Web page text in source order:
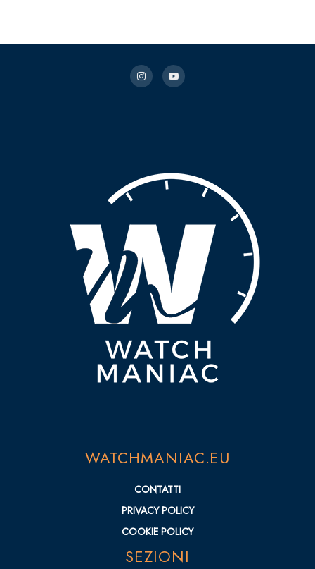
WATCHMANIAC.EU
CONTATTI
PRIVACY POLICY
COOKIE POLICY
SEZIONI